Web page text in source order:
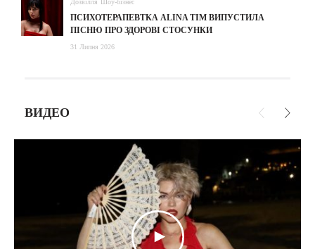
Дозвілля Шоу-бізнес
ПСИХОТЕРАПЕВТКА ALINA TIM ВИПУСТИЛА
ПІСНЮ ПРО ЗДОРОВІ СТОСУНКИ
31 Липня 2026
ВИДЕО